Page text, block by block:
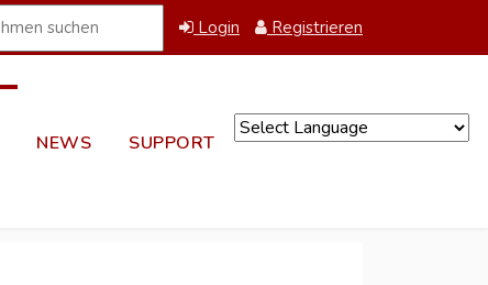
Login Registrieren
NEWS SUPPORT